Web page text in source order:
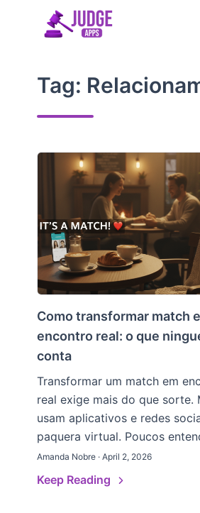
Tag:
Como transformar match
encontro real: o que
conta
Transformar um match em
real exige mais do que sorte.
usam aplicativos e redes
paquera virtual. Poucos
Amanda Nobre · April 2, 2026
Keep Reading